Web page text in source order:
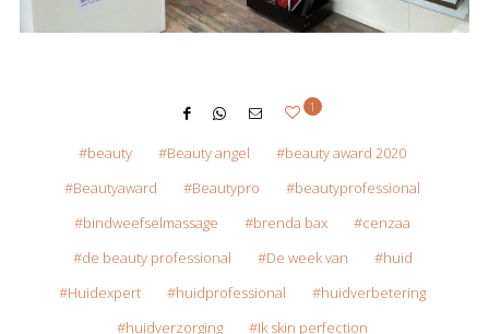
1
beauty Beauty angel
beauty award 2020
Beautyaward
Beautypro
beautyprofessional
bindweefselmassage
brenda bax
cenzaa
de beauty professional
De week van
huid
Huidexpert
huidprofessional
huidverbetering
huidverzorging
Ik skin perfection